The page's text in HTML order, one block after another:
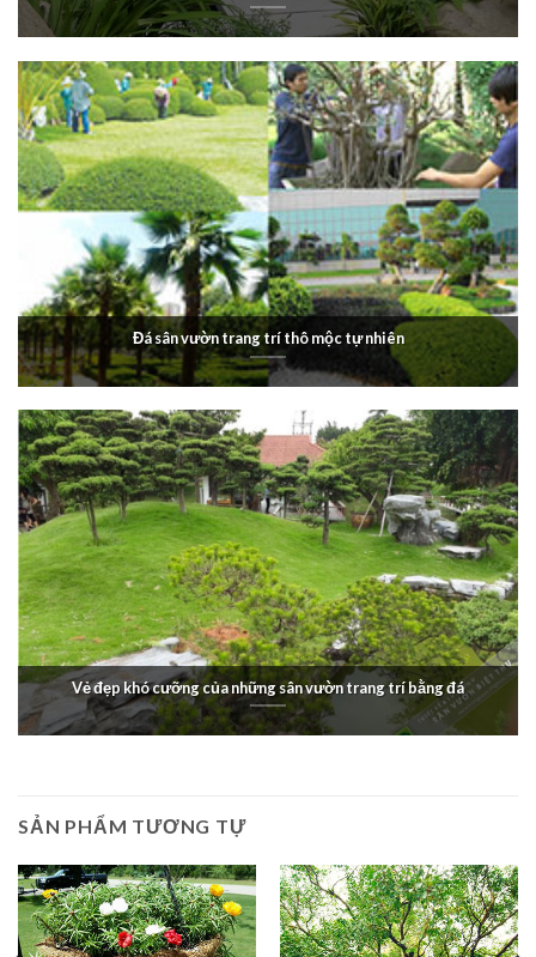
Đá sân vườn trang trí thô mộc tự nhiên
Vẻ đẹp khó cưỡng của những sân vườn trang trí bằng đá
SẢN PHẨM TƯƠNG TỰ